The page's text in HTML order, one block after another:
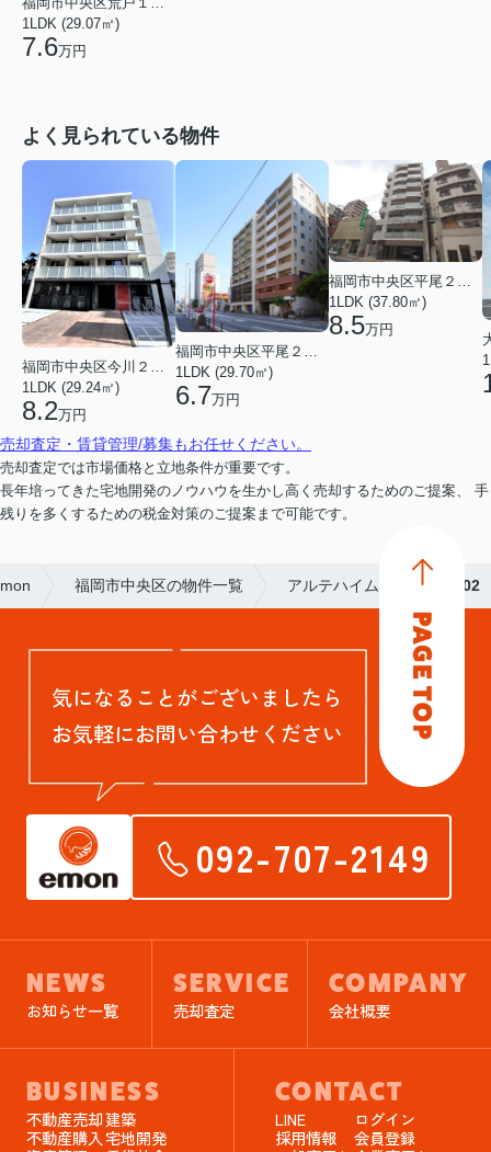
1LDK (29.07㎡)
7.6万円
よく見られている物件
福岡市中央区今川２丁目
1LDK (29.24㎡)
8.2万円
福岡市中央区平尾２丁目
1LDK (29.70㎡)
6.7万円
福岡市中央区平尾２丁目
1LDK (37.80㎡)
8.5万円
売却査定・賃貸管理/募集もお任せください。
売却査定では市場価格と立地条件が重要です。
長年培ってきた宅地開発のノウハウを生かし高く売却するためのご提案、 手
残りを多くするための税金対策のご提案まで可能です。
福岡市中央区の物件一覧 アルテハイム地行 102
気になることがございましたら
お気軽にお問い合わせください
092-707-2149
NEWS
お知らせ一覧
SERVICE
売却査定
COMPANY
会社概要
BUSINESS
不動産売却建築
不動産購入宅地開発
CONTACT
LINE
ログイン
採用情報
会員登録